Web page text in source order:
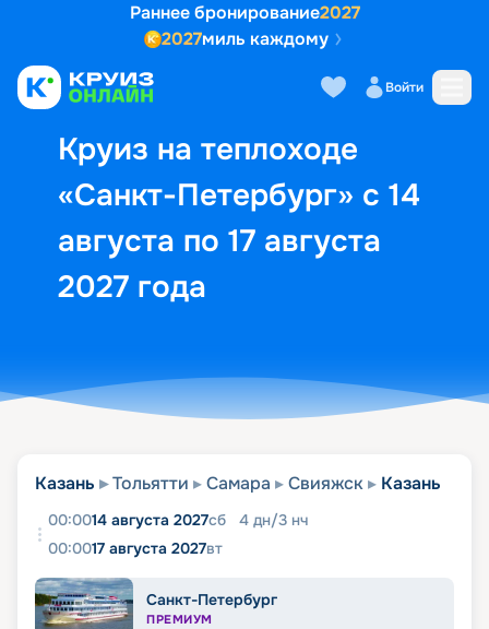
Раннее бронирование2027
2027миль каждому
Войти
Круиз на теплоходе
«Санкт-Петербург» с 14
августа по 17 августа
2027 года
Выбор кают Маршрут и
Казань Тольятти Самара Свияжск Казань
00:0014 августа 2027сб 4 дн/3 нч
00:0017 августа 2027вт
Санкт-Петербург
ПРЕМИУМ